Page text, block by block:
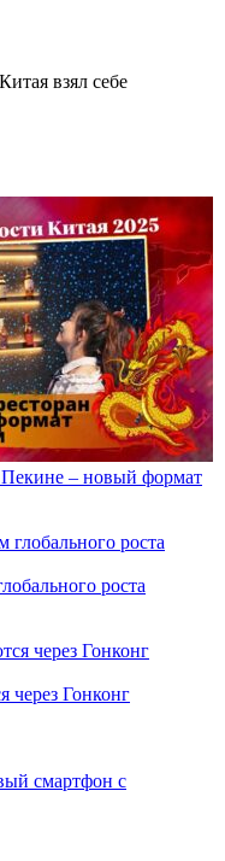
взял себе
Пекине – новый формат
роста
через Гонконг
смартфон с